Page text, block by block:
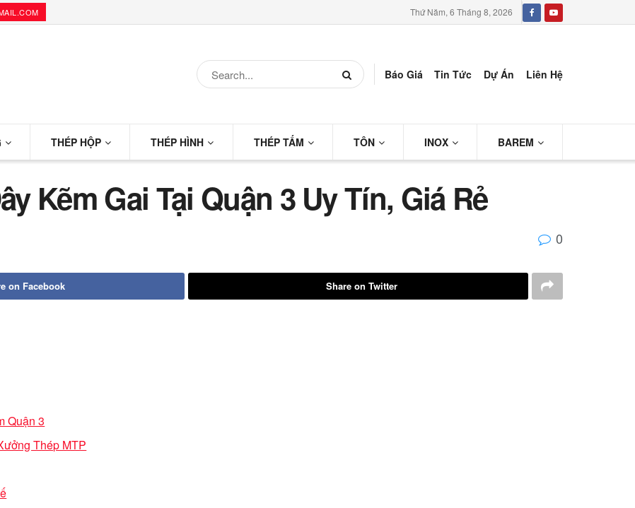
Thứ Năm, 6 Tháng 8, 2026
Báo Giá Tin Tức Dự Án Liên Hệ
THÉP HỘP THÉP HÌNH THÉP TẤM TÔN INOX BAREM
Kẽm Gai Tại Quận 3 Uy Tín, Giá Rẻ
0
on Facebook Share on Twitter
Quận 3
Thép MTP